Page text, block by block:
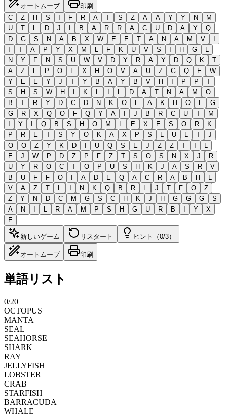
オートムーブ
印刷
C
Z H S I F R A T S Z A A Y Y N
M
U
T L D J I B A R R A C U D A Y
Q
D
G S N A B X W E E T A N A M V
I
I
T A P Y X M L F K U V S I H G
L
N
Y F N S U W V D Y R A Y D Q K
T
A
Z L P O L X H O V A U Z G Q E
W
Y
E E Y J T Y B A Y B V H I P P
T
S
H S W H I K L I L D A T N A M
O
B
T R Y D C D N K O E A K H O L
G
G
R X Q O F Q Y A I J B R C U T
M
I
Y I Q B S H O M L E X E S O R
K
P
R E T S Y O K A X P S L U L T
J
O
O Z Y K D I U Q S E J Z Z T I
L
E
J W P D Z P F Z T S O S N X J
R
U
Y R O C T O P U S H K J A S R
V
B
U F F O I A D E Q A C R A B H
L
V
A Z T L I N K Q B R L J T F O
Z
Z
Y N D C M G S C H K J H G G G
S
A
N I L R A M P S H G U R B I Y
X
E
新しいゲーム リスタート ヒント（0/3）
オートムーブ 印刷
単語リスト
0/20
OCTOPUS
MANTA
SEAL
SEAHORSE
SHARK
RAY
JELLYFISH
LOBSTER
CRAB
STARFISH
BARRACUDA
WHALE